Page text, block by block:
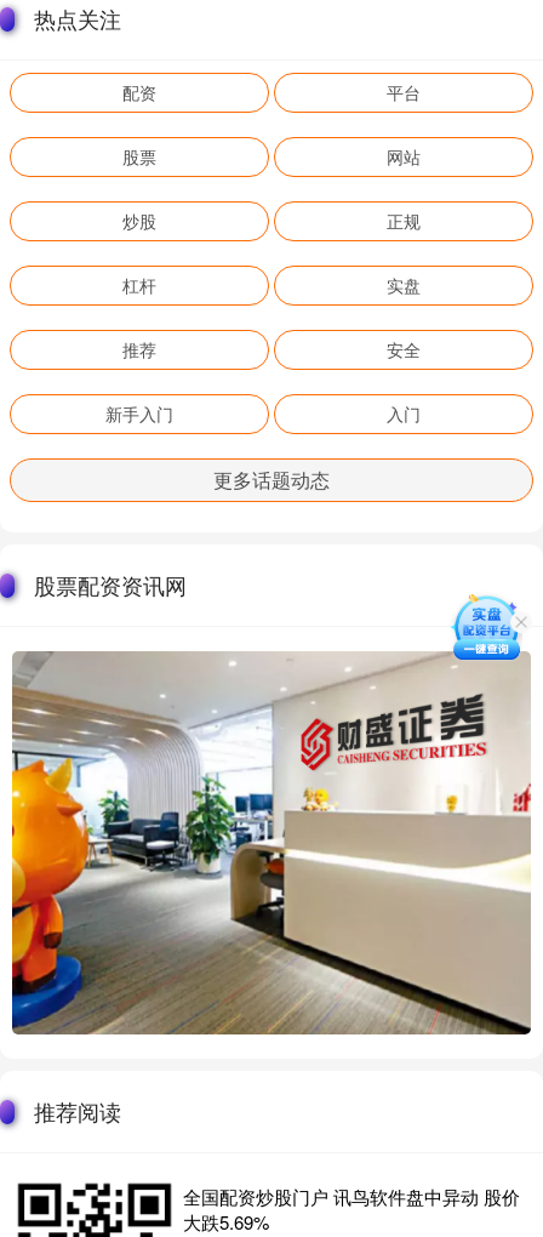
热点关注
配资 平台
股票 网站
炒股 正规
杠杆 实盘
推荐 安全
新手入门 入门
更多话题动态
股票配资资讯网
推荐阅读
全国配资炒股门户 讯鸟软件盘中异动 股价
大跌5.69%